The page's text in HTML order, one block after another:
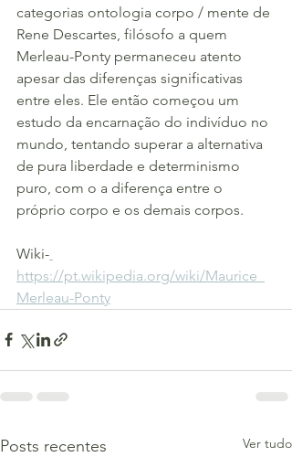
categorias ontologia corpo / mente de
Rene Descartes, filósofo a quem
Merleau-Ponty permaneceu atento
apesar das diferenças significativas
entre eles. Ele então começou um
estudo da encarnação do indivíduo no
mundo, tentando superar a alternativa
de pura liberdade e determinismo
puro, com o a diferença entre o
próprio corpo e os demais corpos.
Wiki-
https://pt.wikipedia.org/wiki/Maurice_
Merleau-Ponty
Posts recentes Ver tudo